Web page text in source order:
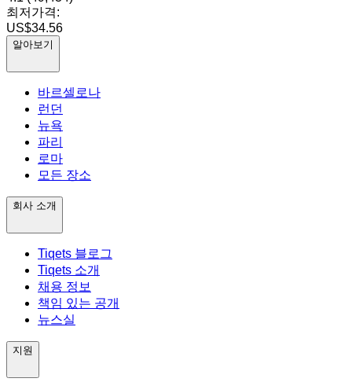
최저가격:
US$34.56
알아보기
바르셀로나
런던
뉴욕
파리
로마
모든 장소
회사 소개
Tiqets 블로그
Tiqets 소개
채용 정보
책임 있는 공개
뉴스실
지원